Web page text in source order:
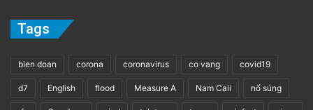
Tags
bien doan corona coronavirus co vang covid19
d7 English flood Measure A Nam Cali nổ súng